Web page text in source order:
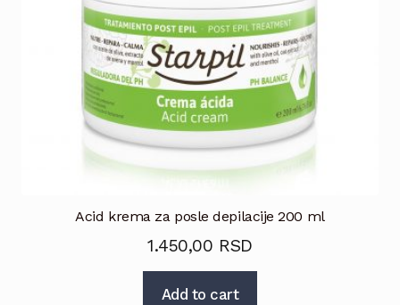
Acid krema za posle depilacije 200 ml
1.450,00 RSD
Add to cart